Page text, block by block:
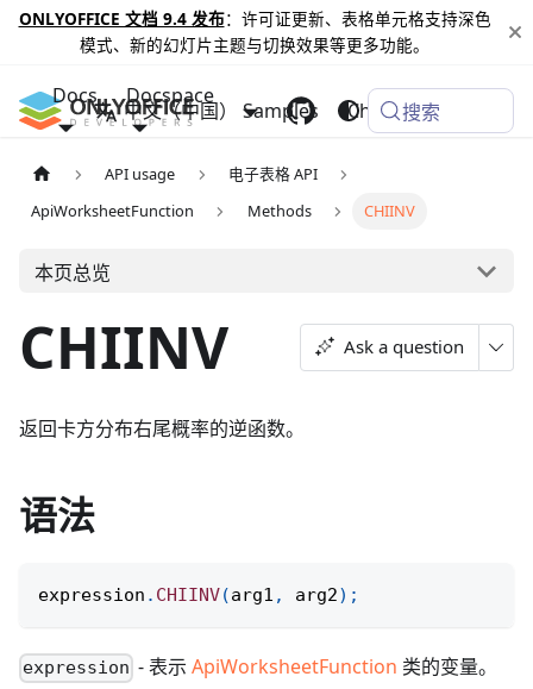
ONLYOFFICE 文档 9.4 发布：许可证更新、表格单元格支持深色
模式、新的幻灯片主题与切换效果等更多功能。
Docs Docspace
Samples Changelog
中文（中国） 搜索
API usage
电子表格 API
ApiWorksheetFunction
Methods CHIINV
本页总览
CHIINV Ask a question
返回卡方分布右尾概率的逆函数。
语法
expression . CHIINV(arg1 , arg2) ;
expression - 表示ApiWorksheetFunction 类的变量。